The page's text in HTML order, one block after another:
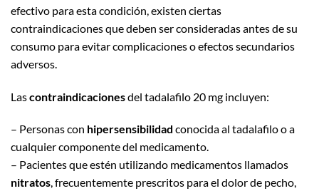
efectivo para esta condición, existen ciertas
contraindicaciones que deben ser consideradas antes de su
consumo para evitar complicaciones o efectos secundarios
adversos.
Lascontraindicacionesdel tadalafilo 20 mg incluyen:
– Personas con hipersensibilidad conocida al tadalafilo o a
cualquier componente del medicamento.
– Pacientes que estén utilizando medicamentos llamados
nitratos, frecuentemente prescritos para el dolor de pecho,